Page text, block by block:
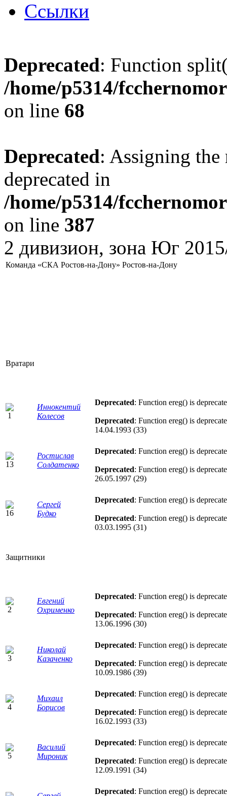
Ссылки
Deprecated: Function
/home/p5314/
on line 68
Deprecated: Assigning the
deprecated in
/home/p5314/
on line 387
2 дивизион, зона Юг
Команда «СКА Ростов-на-Дону» Ростов-на-Дону
Вратари
Иннокентий
Колесов
Deprecated: Function ereg() is
Deprecated: Function ereg() is
14.04.1993 (33)
Ростислав
Солдатенко
Deprecated: Function ereg() is
Deprecated: Function ereg() is
26.05.1997 (29)
Сергей
Будко
Deprecated: Function ereg() is
Deprecated: Function ereg() is
03.03.1995 (31)
Защитники
Евгений
Охрименко
Deprecated: Function ereg() is
Deprecated: Function ereg() is
13.06.1996 (30)
Николай
Казаченко
Deprecated: Function ereg() is
Deprecated: Function ereg() is
10.09.1986 (39)
Михаил
Борисов
Deprecated: Function ereg() is
Deprecated: Function ereg() is
16.02.1993 (33)
Василий
Мироник
Deprecated: Function ereg() is
Deprecated: Function ereg() is
12.09.1991 (34)
Deprecated: Function ereg() is